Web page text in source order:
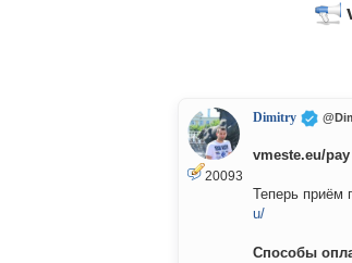
20093
Dimitry
vmeste.eu/
Теперь приём
u/
Способы